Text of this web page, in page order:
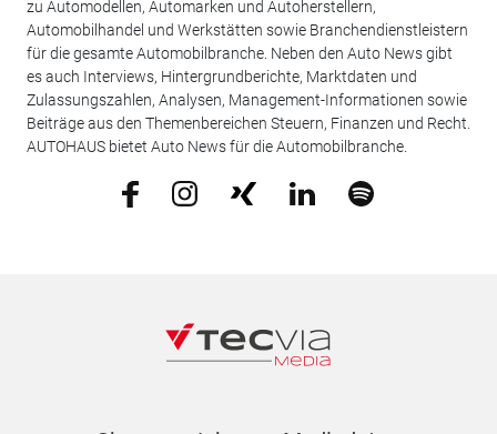
zu Automodellen, Automarken und Autoherstellern,
Automobilhandel und Werkstätten sowie Branchendienstleistern
für die gesamte Automobilbranche. Neben den Auto News gibt
es auch Interviews, Hintergrundberichte, Marktdaten und
Zulassungszahlen, Analysen, Management-Informationen sowie
Beiträge aus den Themenbereichen Steuern, Finanzen und Recht.
AUTOHAUS bietet Auto News für die Automobilbranche.